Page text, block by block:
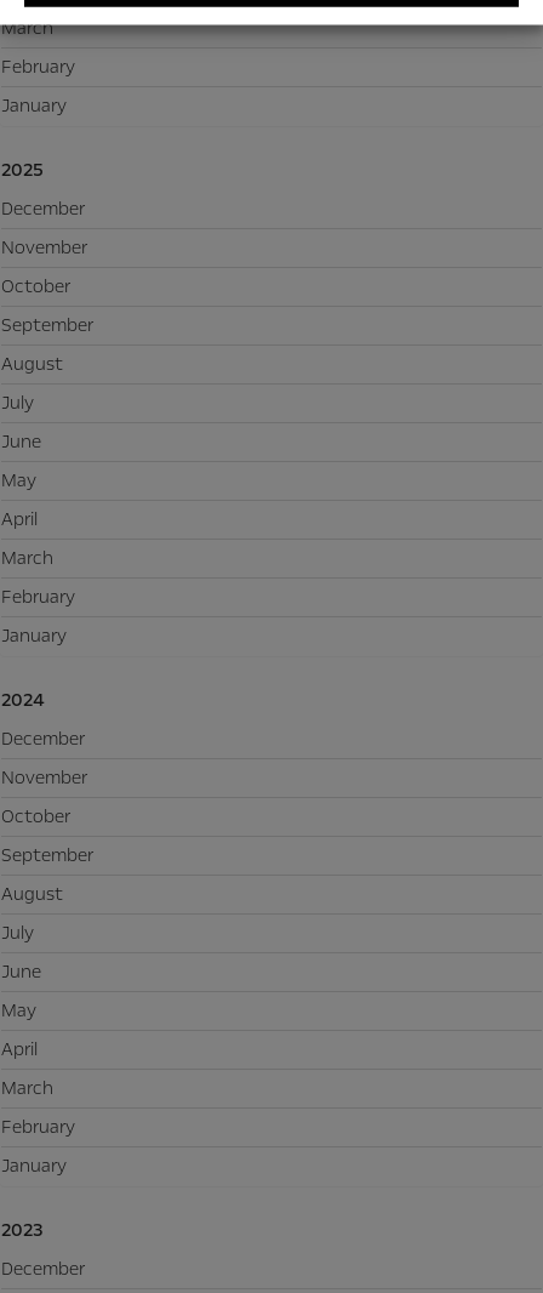
March
February
January
2025
December
November
October
September
August
July
June
May
April
March
February
January
2024
December
November
October
September
August
July
June
May
April
March
February
January
2023
December